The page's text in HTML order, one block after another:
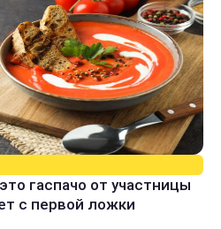
гаспачо от участницы
с первой ложки